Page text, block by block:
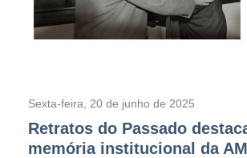
Sexta-feira, 20 de junho de 2025
Retratos do Passado
memória institucional da